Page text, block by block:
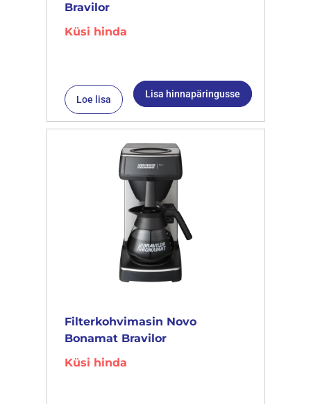
Bravilor
Küsi hinda
Loe lisa Lisa hinnapäringusse
Filterkohvimasin Novo
Bonamat Bravilor
Küsi hinda